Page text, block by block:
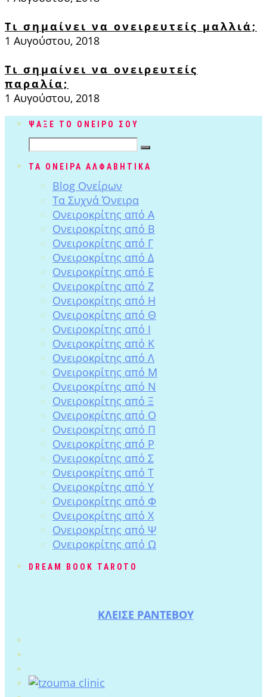
Τι σημαίνει να ονειρευτείς μαλλιά;
1 Αυγούστου, 2018
Τι σημαίνει να ονειρευτείς
παραλία;
1 Αυγούστου, 2018
ΨΑΞΕ ΤΟ ΟΝΕΙΡΟ ΣΟΥ
ΤΑ ΟΝΕΙΡΑ ΑΛΦΑΒΗΤΙΚΑ
Blog Ονείρων
Tα Συχνά Όνειρα
Ονειροκρίτης από Α
Ονειροκρίτης από Β
Ονειροκρίτης από Γ
Ονειροκρίτης από Δ
Ονειροκρίτης από Ε
Ονειροκρίτης από Ζ
Ονειροκρίτης από Η
Ονειροκρίτης από Θ
Ονειροκρίτης από Ι
Ονειροκρίτης από Κ
Ονειροκρίτης από Λ
Ονειροκρίτης από Μ
Ονειροκρίτης από Ν
Ονειροκρίτης από Ξ
Ονειροκρίτης από Ο
Ονειροκρίτης από Π
Ονειροκρίτης από Ρ
Ονειροκρίτης από Σ
Ονειροκρίτης από Τ
Ονειροκρίτης από Υ
Ονειροκρίτης από Φ
Ονειροκρίτης από Χ
Ονειροκρίτης από Ψ
Ονειροκρίτης από Ω
DREAM BOOK TAROTO
ΚΛΕΙΣΕ ΡΑΝΤΕΒΟΥ